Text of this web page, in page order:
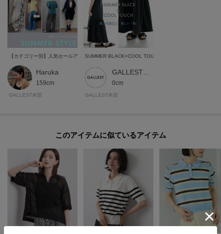
【カテゴリー別】人気セールアイテムで作る、夏の旬顔コーデ
Haruka
159cm
GALLEST本部
SUMMER BLACK×COOL TOUCH
GALLEST 本部スタッフ
0cm
GALLEST本部
このアイテムに似ているアイテム